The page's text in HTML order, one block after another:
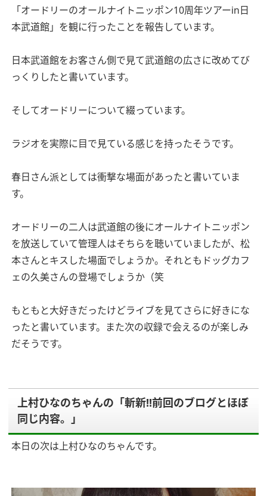
「オードリーのオールナイトニッポン10周年ツアーin日
本武道館」を観に行ったことを報告しています。
日本武道館をお客さん側で見て武道館の広さに改めてび
っくりしたと書いています。
そしてオードリーについて綴っています。
ラジオを実際に目で見ている感じを持ったそうです。
春日さん派としては衝撃な場面があったと書いていま
す。
オードリーの二人は武道館の後にオールナイトニッポン
を放送していて管理人はそちらを聴いていましたが、松
本さんとキスした場面でしょうか。それともドッグカフ
ェの久美さんの登場でしょうか（笑
もともと大好きだったけどライブを見てさらに好きにな
ったと書いています。また次の収録で会えるのが楽しみ
だそうです。
上村ひなのちゃんの「斬新!!前回のブログとほぼ
同じ内容。」
本日の次は上村ひなのちゃんです。